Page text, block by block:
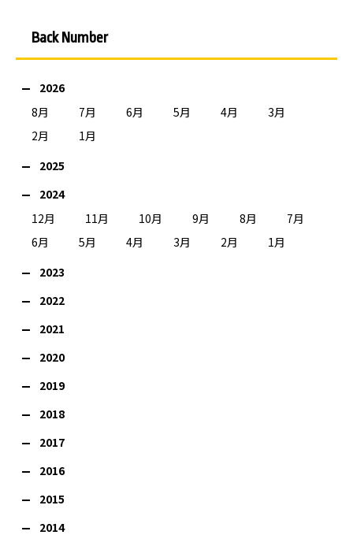
Back Number
2026
8月
7月 6月 5月 4月
3月
2月
1月
2025
2024
12月
11月 10月 9月 8月
7月
6月
5月 4月 3月 2月
1月
2023
2022
2021
2020
2019
2018
2017
2016
2015
2014